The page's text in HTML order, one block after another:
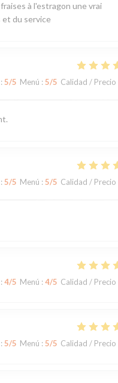
à l'estragon une vrai
et du service
: 5/5 Menú : 5/5 Calidad / Precio
: 5/5 Menú : 5/5 Calidad / Precio
: 4/5 Menú : 4/5 Calidad / Precio
: 5/5 Menú : 5/5 Calidad / Precio